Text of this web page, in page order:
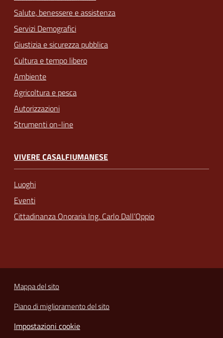
Salute, benessere e assistenza
Servizi Demografici
Giustizia e sicurezza pubblica
Cultura e tempo libero
Ambiente
Agricoltura e pesca
Autorizzazioni
Strumenti on-line
VIVERE CASALFIUMANESE
Luoghi
Eventi
Cittadinanza Onoraria Ing. Carlo Dall’Oppio
Mappa del sito
Piano di miglioramento del sito
Impostazioni cookie